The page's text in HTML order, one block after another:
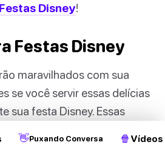
Disney!
Festas Disney
maravilhados com sua
se você servir essas delícias
sua festa Disney. Essas
são inspiradas nos
e algumas são
👋Puxando Conversa 🍿 Vídeos